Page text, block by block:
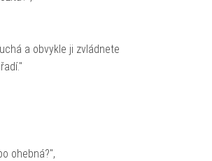
a obvykle ji zvládnete
ohebná?",